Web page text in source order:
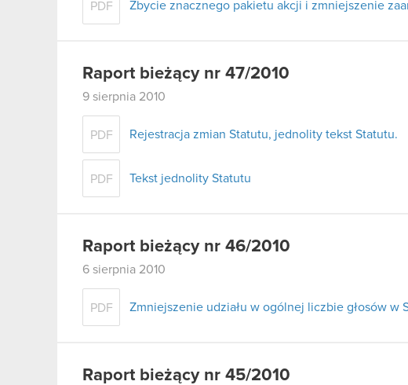
PDF Zbycie znacznego pakietu akcji i zmniejszenie
Raport bieżący nr 47/2010
9 sierpnia 2010
PDF Rejestracja zmian Statutu, jednolity tekst Statutu.
PDF Tekst jednolity Statutu
Raport bieżący nr 46/2010
6 sierpnia 2010
PDF Zmniejszenie udziału w ogólnej liczbie głosów w
Raport bieżący nr 45/2010